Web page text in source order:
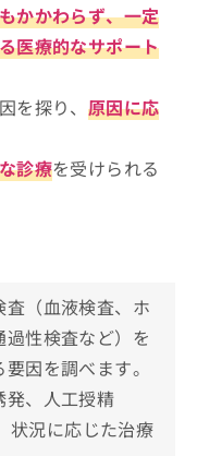
を選ぶ際にチェッ
すすめの
を知ってから不妊
かかわらず、一定
医療的なサポート
を探り、 原因に応
診療を受けられる
（血液検査、ホ
性検査など）を
因を調べます。
発、人工授精
状況に応じた治療